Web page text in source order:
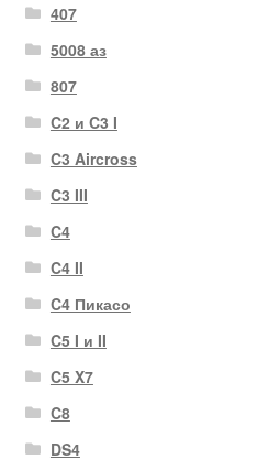
407
5008 аз
807
C2 и C3 I
C3 Aircross
C3 III
C4
C4 II
C4 Пикасо
C5 I и II
C5 X7
C8
DS4